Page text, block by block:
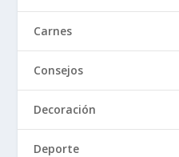
Carnes
Consejos
Decoración
Deporte